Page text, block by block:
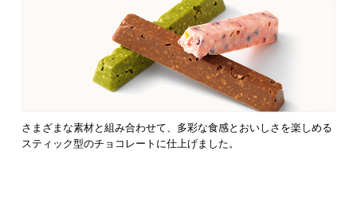
さまざまな素材と組み合わせて、多彩な食感とおいしさを楽しめる
スティック型のチョコレートに仕上げました。